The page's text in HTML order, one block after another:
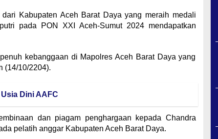
Kabupaten Aceh Barat Daya yang meraih medali
pada PON XXI Aceh-Sumut 2024 mendapatkan
kebanggaan di Mapolres Aceh Barat Daya yang
(14/10/2204).
Dini AAFC
dan piagam penghargaan kepada Chandra
pelatih anggar Kabupaten Aceh Barat Daya.